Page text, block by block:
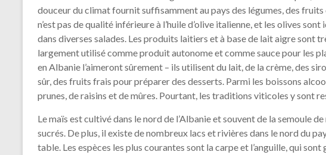
douceur du climat fournit suffisamment au pays des légumes, des fruits
n’est pas de qualité inférieure à l’huile d’olive italienne, et les olives
dans diverses salades. Les produits laitiers et à base de lait aigre sont
largement utilisé comme produit autonome et comme sauce pour les
en Albanie l’aimeront sûrement – ils utilisent du lait, de la crème, des
sûr, des fruits frais pour préparer des desserts. Parmi les boissons
prunes, de raisins et de mûres. Pourtant, les traditions viticoles y sont
Le maïs est cultivé dans le nord de l’Albanie et souvent de la semoule
sucrés. De plus, il existe de nombreux lacs et rivières dans le nord du
table. Les espèces les plus courantes sont la carpe et l’anguille, qui